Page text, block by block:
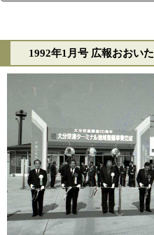
1992年1月号 広報おおいた